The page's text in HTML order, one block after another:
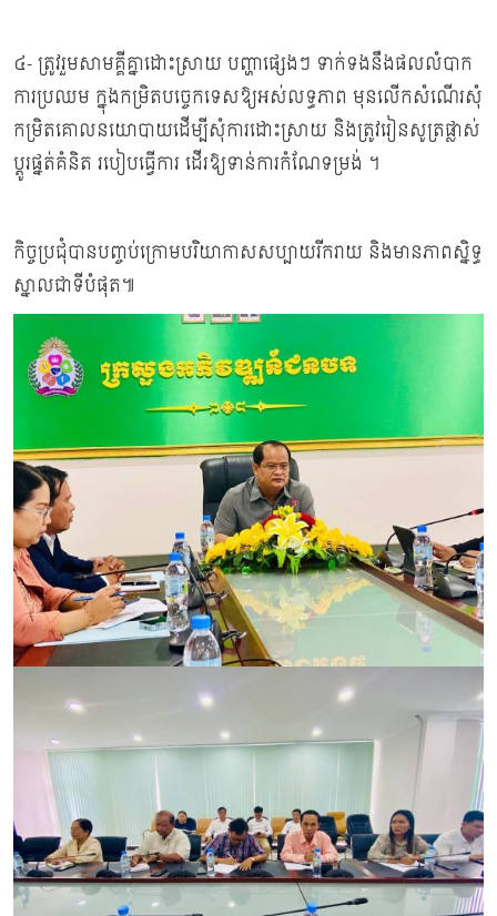
៤- ត្រូវរួមសាមគ្គីគ្នាដោះស្រាយ បញ្ហាផ្សេងៗ ទាក់ទងនឹងផលលំបាក
ការប្រឈម ក្នុងកម្រិតបច្ចេកទេសឱ្យអស់លទ្ធភាព មុនលើកសំណើរសុំ
កម្រិតគោលនយោបាយដើម្បីសុំការដោះស្រាយ និងត្រូវរៀនសូត្រផ្លាស់
ប្តូរផ្នត់គំនិត របៀបធ្វើការ ដើរឱ្យទាន់ការកំណែទម្រង់ ។
កិច្ចប្រជុំបានបញ្ចប់ក្រោមបរិយាកាសសប្បាយរីករាយ និងមានភាពស្និទ្ធ
ស្នាលជាទីបំផុត៕